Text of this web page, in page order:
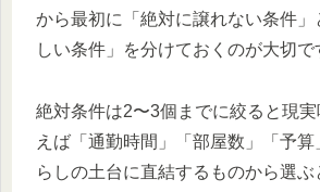
から最初に「絶対に譲れない条件」
しい条件」を分けておくのが大切で
絶対条件は2〜3個までに絞ると現
えば「通勤時間」「部屋数」「予
らしの土台に直結するものから選ぶ